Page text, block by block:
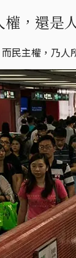
，還是
民主權，乃人